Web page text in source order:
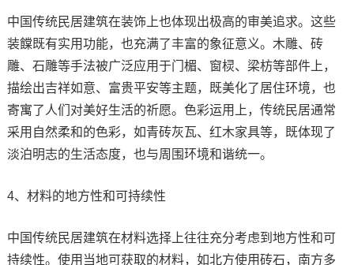
中国传统民居建筑在装饰上也体现出极高的审美追求。这些
装饓既有实用功能，也充满了丰富的象征意义。木雕、砖
雕、石雕等手法被广泛应用于门楣、窗棂、梁枋等部件上，
描绘出吉祥如意、富贵平安等主题，既美化了居住环境，也
寄寓了人们对美好生活的祈愿。色彩运用上，传统民居通常
采用自然柔和的色彩，如青砖灰瓦、红木家具等，既体现了
淡泊明志的生活态度，也与周围环境和谐统一。
4、材料的地方性和可持续性
中国传统民居建筑在材料选择上往往充分考虑到地方性和可
持续性。使用当地可获取的材料，如北方使用砖石，南方多